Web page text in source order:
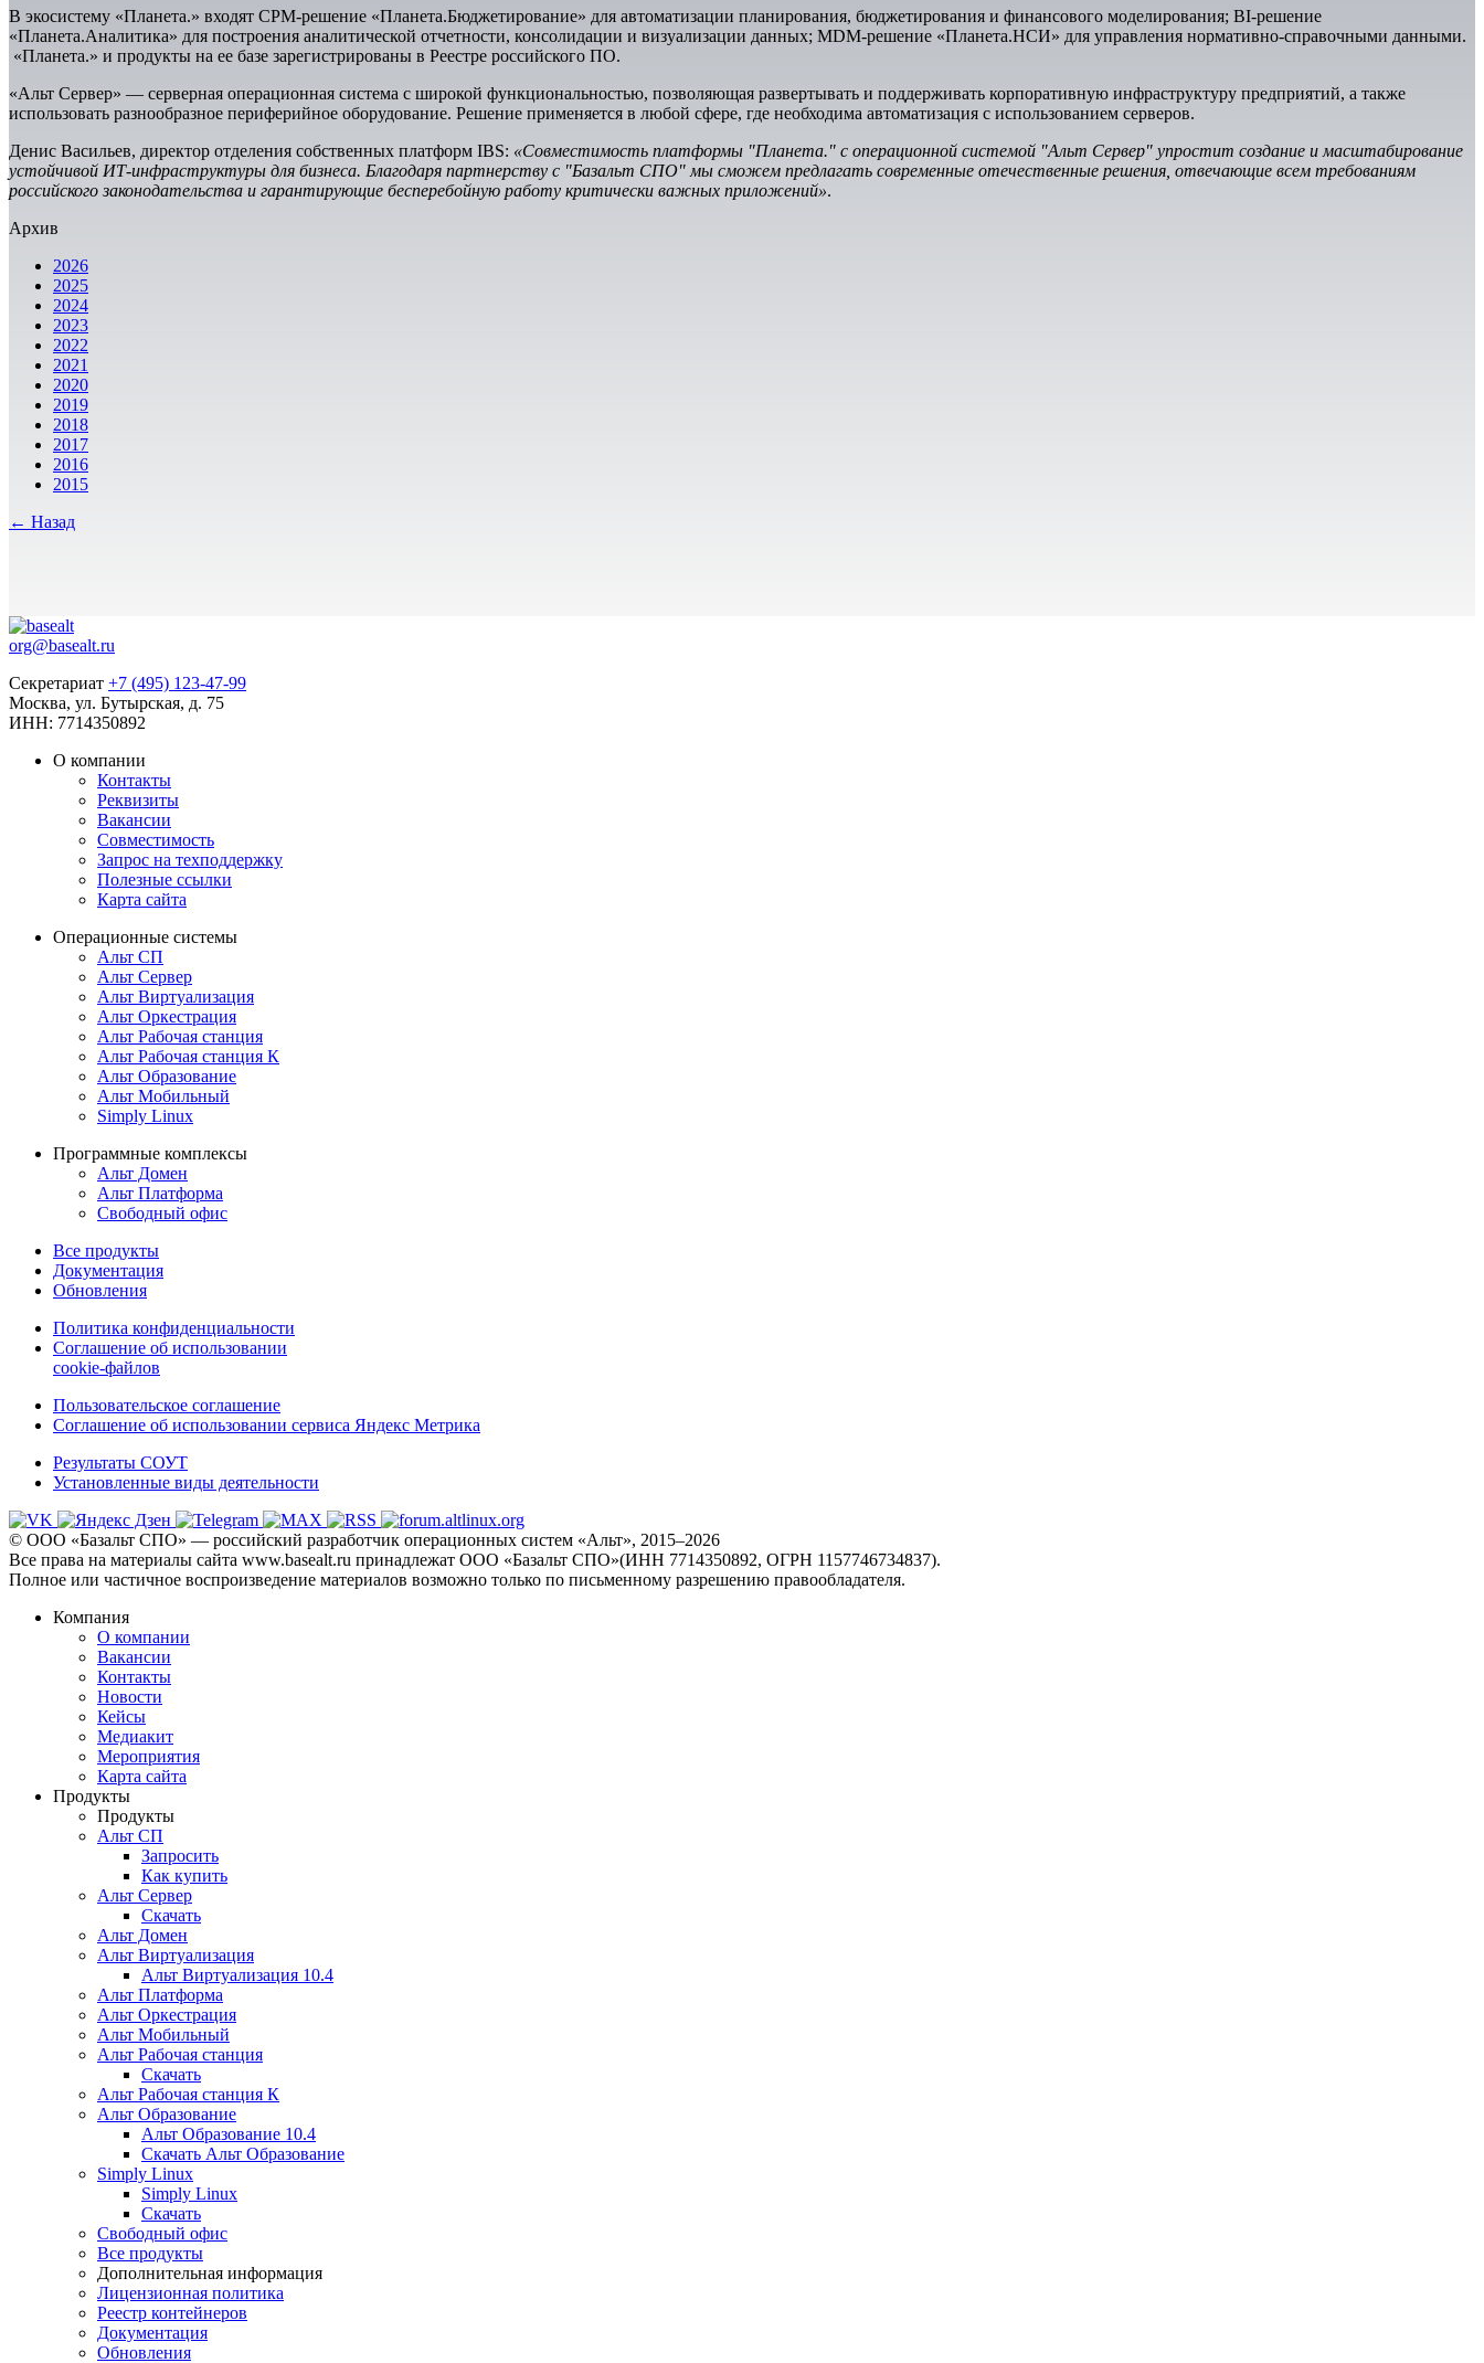
В экосистему «Планета.» входят CPM-решение «Планета.Бюджетирование» для автоматизации планирования, бюджетирования и финансового моделирования; BI-решение
«Планета.Аналитика» для построения аналитической отчетности, консолидации и визуализации данных; MDM-решение «Планета.НСИ» для управления нормативно-справочными данными.
«Планета.» и продукты на ее базе зарегистрированы в Реестре российского ПО.
«Альт Сервер» — cерверная операционная система с широкой функциональностью, позволяющая развертывать и поддерживать корпоративную инфраструктуру предприятий, а также
использовать разнообразное периферийное оборудование. Решение применяется в любой сфере, где необходима автоматизация с использованием серверов.
Денис Васильев, директор отделения собственных платформ IBS: «Совместимость платформы "Планета." с операционной системой "Альт Сервер" упростит создание и масштабирование
устойчивой ИТ-инфраструктуры для бизнеса. Благодаря партнерству с "Базальт СПО" мы сможем предлагать современные отечественные решения, отвечающие всем требованиям
российского законодательства и гарантирующие бесперебойную работу критически важных приложений».
Архив
2026
2025
2024
2023
2022
2021
2020
2019
2018
2017
2016
2015
← Назад
org@basealt.ru
Секретариат +7 (495) 123-47-99
Москва, ул. Бутырская, д. 75
ИНН: 7714350892
О компании
Контакты
Реквизиты
Вакансии
Совместимость
Запрос на техподдержку
Полезные ссылки
Карта сайта
Операционные системы
Альт СП
Альт Сервер
Альт Виртуализация
Альт Оркестрация
Альт Рабочая станция
Альт Рабочая станция К
Альт Образование
Альт Мобильный
Simply Linux
Программные комплексы
Альт Домен
Альт Платформа
Свободный офис
Все продукты
Документация
Обновления
Политика конфиденциальности
Соглашение об использовании
cookie-файлов
Пользовательское соглашение
Соглашение об использовании сервиса Яндекс Метрика
Результаты СОУТ
Установленные виды деятельности
© ООО «Базальт СПО» — российский разработчик операционных систем «Альт», 2015–2026
Все права на материалы сайта www.basealt.ru принадлежат ООО «Базальт СПО»(ИНН 7714350892, ОГРН 1157746734837).
Полное или частичное воспроизведение материалов возможно только по письменному разрешению правообладателя.
Компания
О компании
Вакансии
Контакты
Новости
Кейсы
Медиакит
Мероприятия
Карта сайта
Продукты
Продукты
Альт СП
Запросить
Как купить
Альт Сервер
Скачать
Альт Домен
Альт Виртуализация
Альт Виртуализация 10.4
Альт Платформа
Альт Оркестрация
Альт Мобильный
Альт Рабочая станция
Скачать
Альт Рабочая станция К
Альт Образование
Альт Образование 10.4
Скачать Альт Образование
Simply Linux
Simply Linux
Скачать
Свободный офис
Все продукты
Дополнительная информация
Лицензионная политика
Реестр контейнеров
Документация
Обновления